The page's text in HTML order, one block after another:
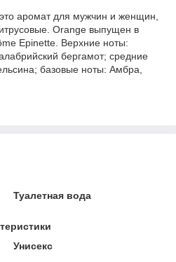
аромат для мужчин и женщин,
Orange выпущен в
Epinette. Верхние ноты:
бергамот; средние
базовые ноты: Амбра,
Туалетная вода
Унисекс